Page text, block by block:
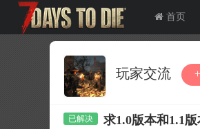
首页
玩家交流
求1.0版本和1.1